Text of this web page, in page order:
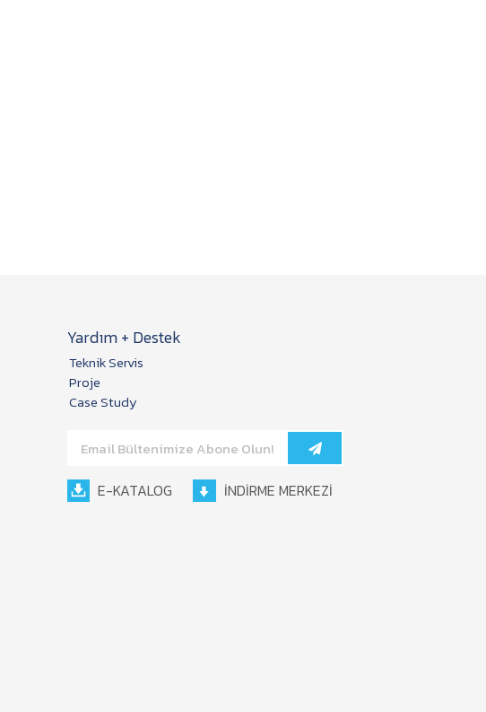
Yardım + Destek
Teknik Servis
Proje
Case Study
E-KATALOG İNDİRME MERKEZİ